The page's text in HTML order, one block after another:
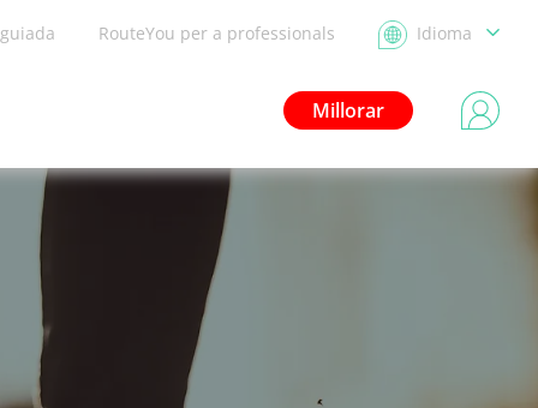
RouteYou per a professionals Idioma
Millorar